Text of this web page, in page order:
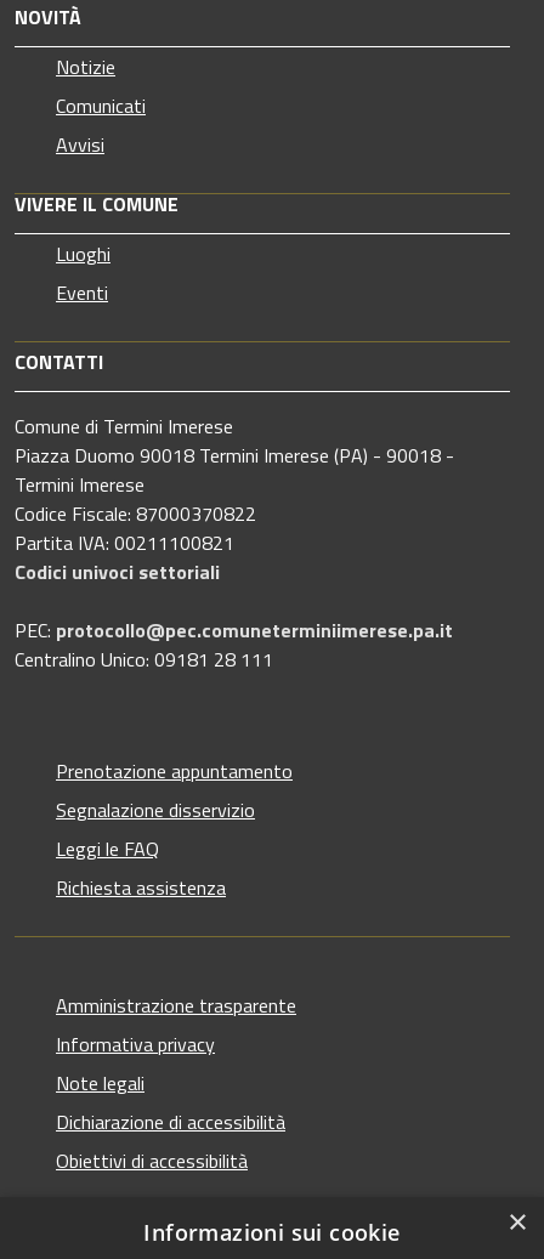
NOVITÀ
Notizie
Comunicati
Avvisi
VIVERE IL COMUNE
Luoghi
Eventi
CONTATTI
Comune di Termini Imerese
Piazza Duomo 90018 Termini Imerese (PA) - 90018 -
Termini Imerese
Codice Fiscale: 87000370822
Partita IVA: 00211100821
Codici univoci settoriali
PEC: protocollo@pec.comuneterminiimerese.pa.it
Centralino Unico: 09181 28 111
Prenotazione appuntamento
Segnalazione disservizio
Leggi le FAQ
Richiesta assistenza
Amministrazione trasparente
Informativa privacy
Note legali
Dichiarazione di accessibilità
Obiettivi di accessibilità
×
Informazioni sui cookie